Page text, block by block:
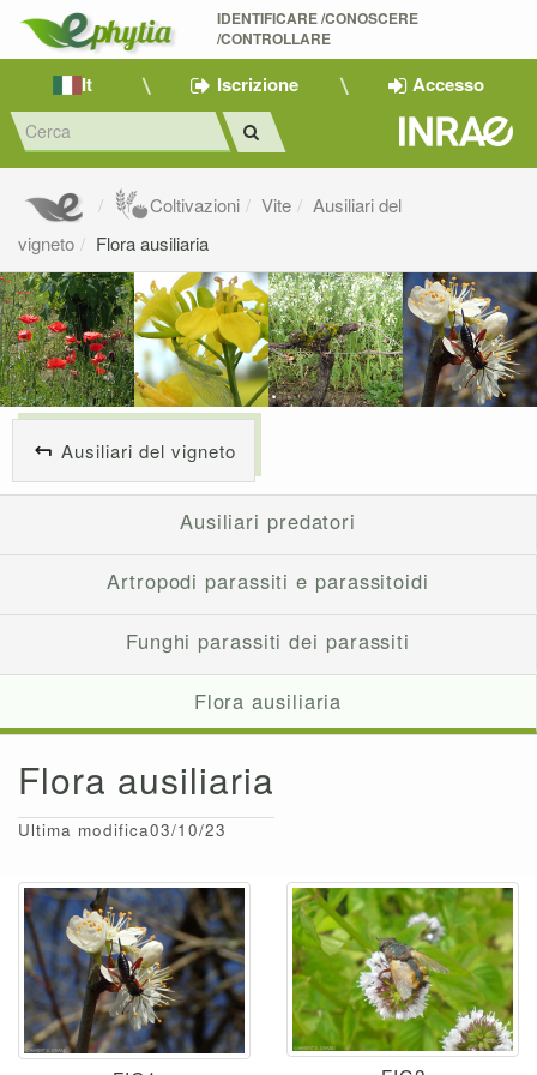
IDENTIFICARE /CONOSCERE
/CONTROLLARE
It Iscrizione Accesso
Coltivazioni Vite
Ausiliari del
vigneto
Flora ausiliaria
Ausiliari del vigneto
Ausiliari predatori
Artropodi parassiti e parassitoidi
Funghi parassiti dei parassiti
Flora ausiliaria
Flora ausiliaria
Ultima modifica03/10/23